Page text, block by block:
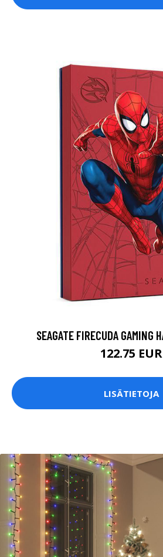
SEAGATE FIRECUDA GAMING
122.75 EUR
LISÄTIETOJA